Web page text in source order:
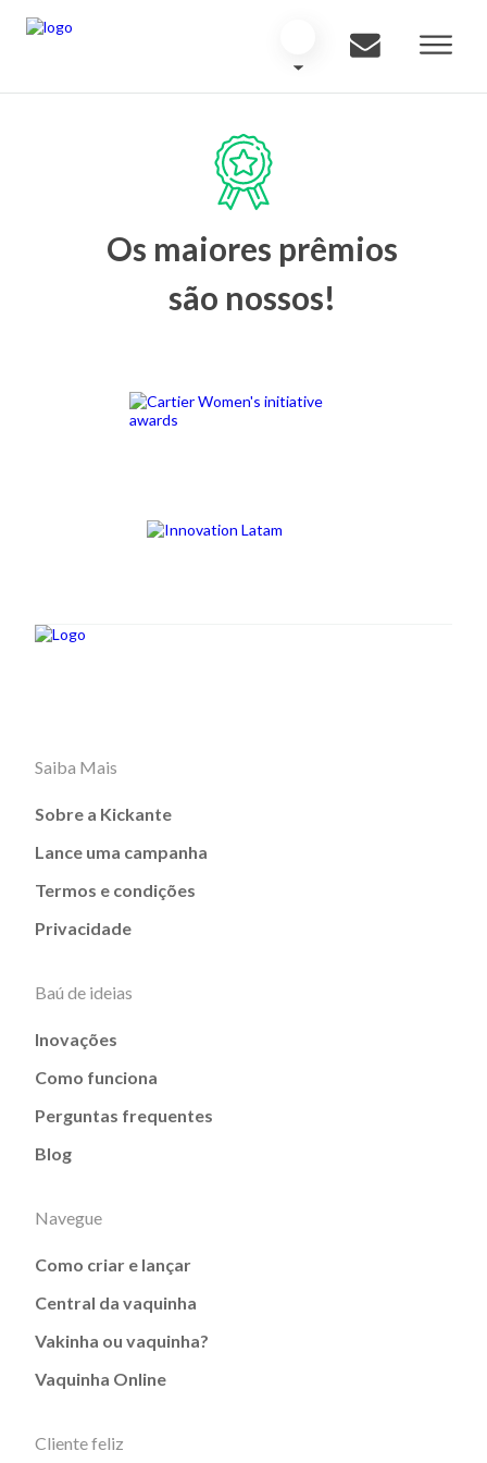
Os maiores prêmios
são nossos!
Saiba Mais
Sobre a Kickante
Lance uma campanha
Termos e condições
Privacidade
Baú de ideias
Inovações
Como funciona
Perguntas frequentes
Blog
Navegue
Como criar e lançar
Central da vaquinha
Vakinha ou vaquinha?
Vaquinha Online
Cliente feliz